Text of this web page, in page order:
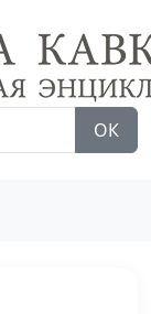
ОК